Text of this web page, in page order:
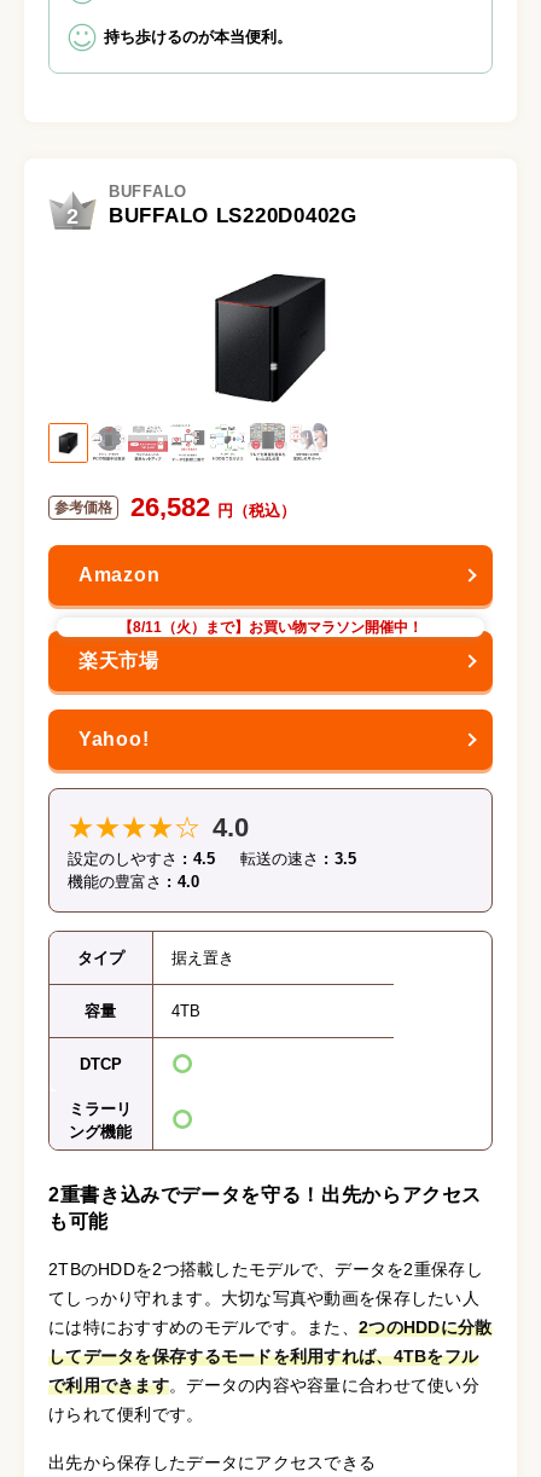
持ち歩けるのが本当便利。
2
BUFFALO
BUFFALO LS220D0402G
26,582
【8/11（火）まで】お買い物マラソン開催中！
★★★★☆ 4.0
設定のしやすさ 4.5 転送の速さ
3.5
機能の豊富さ
4.0
タイプ 据え置き
容量 4TB
DTCP
ミラーリ
ング機能
2重書き込みでデータを守る！出先からアクセス
も可能
2TBのHDDを2つ搭載したモデルで、データを2重保存し
てしっかり守れます。大切な写真や動画を保存したい人
には特におすすめのモデルです。また、2つのHDDに分散
してデータを保存するモードを利用すれば、4TBをフル
で利用できます。データの内容や容量に合わせて使い分
けられて便利です。
出先から保存したデータにアクセスできる